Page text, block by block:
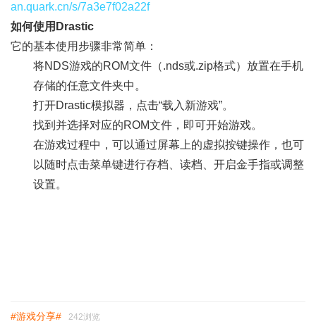
an.quark.cn/s/7a3e7f02a22f
如何使用Drastic
它的基本使用步骤非常简单：
将NDS游戏的ROM文件（.nds或.zip格式）放置在手机
存储的任意文件夹中。
打开Drastic模拟器，点击“载入新游戏”。
找到并选择对应的ROM文件，即可开始游戏。
在游戏过程中，可以通过屏幕上的虚拟按键操作，也可
以随时点击菜单键进行存档、读档、开启金手指或调整
设置。
#游戏分享# 242浏览